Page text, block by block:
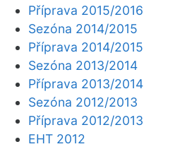
Příprava 2015/2016
Sezóna 2014/2015
Příprava 2014/2015
Sezóna 2013/2014
Příprava 2013/2014
Sezóna 2012/2013
Příprava 2012/2013
EHT 2012